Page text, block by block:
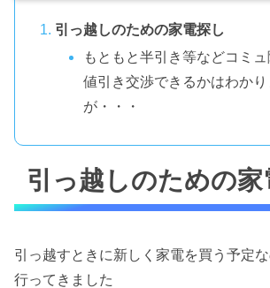
引っ越しのための家電探し
もともと半引き等などコミ
値引き交渉できるかはわかり
が・・・
引っ越しのための家
引っ越すときに新しく家電を買う予定
行ってきました